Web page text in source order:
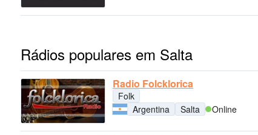
Rádios populares em Salta
Radio Folcklorica
Folk
Argentina
Salta Online